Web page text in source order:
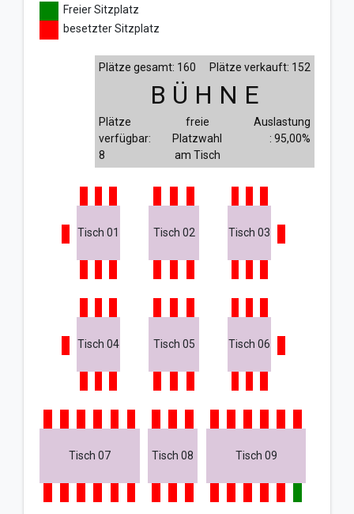
Freier Sitzplatz
besetzter Sitzplatz
Plätze gesamt: 160 Plätze verkauft: 152
B Ü H N E
Plätze
verfügbar:
8
freie
Platzwahl
am Tisch
Auslastung
: 95,00%
Tisch 01 Tisch 02 Tisch 03
Tisch 04 Tisch 05 Tisch 06
Tisch 07 Tisch 08 Tisch 09